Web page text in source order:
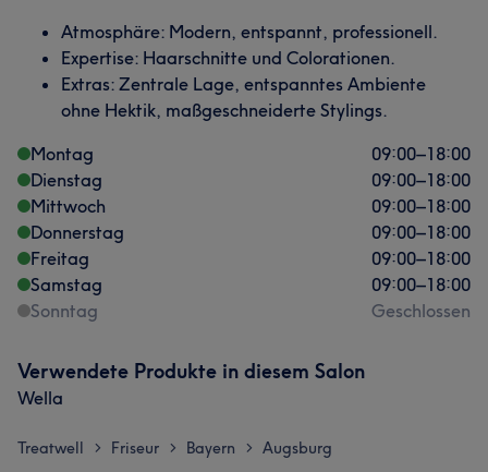
Atmosphäre: Modern, entspannt, professionell.
Expertise: Haarschnitte und Colorationen.
Extras: Zentrale Lage, entspanntes Ambiente
ohne Hektik, maßgeschneiderte Stylings.
Montag
09:00–18:00
Dienstag
09:00–18:00
Mittwoch
09:00–18:00
Donnerstag
09:00–18:00
Freitag
09:00–18:00
Samstag
09:00–18:00
Sonntag
Geschlossen
Verwendete Produkte in diesem Salon
Wella
Treatwell > Friseur > Bayern > Augsburg